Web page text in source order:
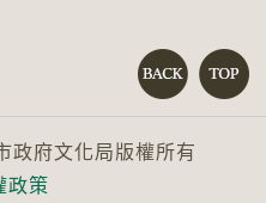
政府文化局版權所有
政策